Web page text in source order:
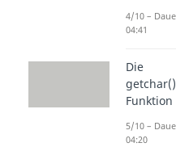
4/10 –
04:41
Die
Funktion
5/10 –
04:20